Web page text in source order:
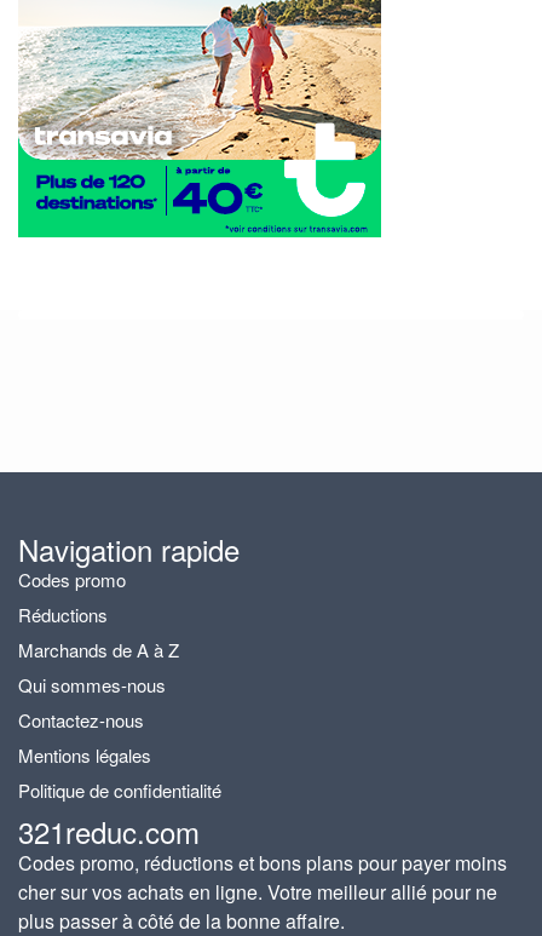
Navigation rapide
Codes promo
Réductions
Marchands de A à Z
Qui sommes-nous
Contactez-nous
Mentions légales
Politique de confidentialité
321reduc.com
Codes promo, réductions et bons plans pour payer moins
cher sur vos achats en ligne. Votre meilleur allié pour ne
plus passer à côté de la bonne affaire.